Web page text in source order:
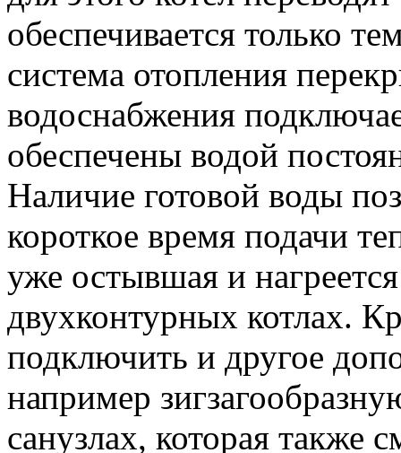
обеспечивается только
система отопления
водоснабжения
обеспечены водой
Наличие готовой воды
короткое время подачи
уже остывшая и
двухконтурных котлах.
подключить и другое
например
санузлах, которая также